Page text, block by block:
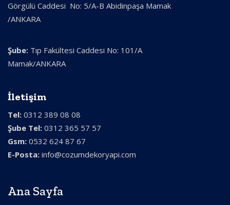
Görgülü Caddesi No: 5/A-B Abidinpaşa Mamak
/ANKARA
Şube: Tıp Fakültesi Caddesi No: 101/A
Mamak/ANKARA
İletişim
Tel: 0312 389 08 08
Şube Tel: 0312 365 57 57
Gsm: 0532 624 87 67
E-Posta: info@cozumdekoryapi.com
Ana Sayfa